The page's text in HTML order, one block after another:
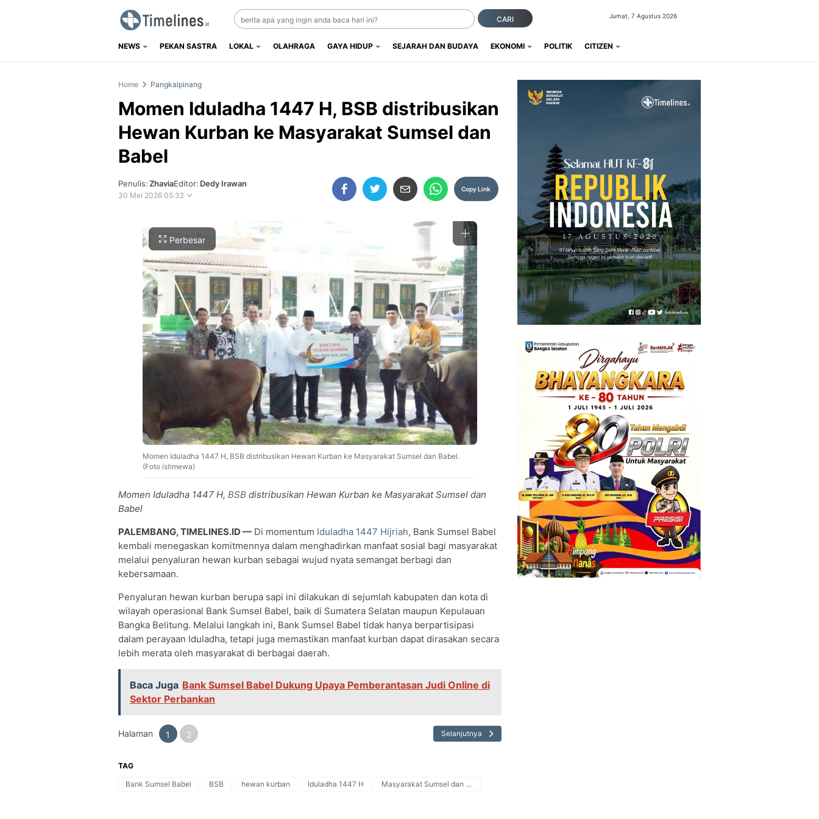
Timelines.id
Media Literasi, Sejarah & Budaya
CARI Jumat, 7 Agustus 2026
NEWS PEKAN SASTRA LOKAL OLAHRAGA GAYA HIDUP SEJARAH DAN BUDAYA EKONOMI POLITIK CITIZEN
Home Pangkalpinang
Momen Iduladha 1447 H, BSB distribusikan
Hewan Kurban ke Masyarakat Sumsel dan
Babel
Penulis:ZhaviaEditor: Dedy Irawan
30 Mei 2026 05:32
Copy Link
Perbesar
Momen Iduladha 1447 H, BSB distribusikan Hewan Kurban ke Masyarakat Sumsel dan Babel.
(Foto istimewa)
Momen Iduladha 1447 H, BSB distribusikan Hewan Kurban ke Masyarakat Sumsel dan
Babel
PALEMBANG, TIMELINES.ID — Di momentum Iduladha 1447 Hijriah, Bank Sumsel Babel
kembali menegaskan komitmennya dalam menghadirkan manfaat sosial bagi masyarakat
melalui penyaluran hewan kurban sebagai wujud nyata semangat berbagi dan
kebersamaan.
Penyaluran hewan kurban berupa sapi ini dilakukan di sejumlah kabupaten dan kota di
wilayah operasional Bank Sumsel Babel, baik di Sumatera Selatan maupun Kepulauan
Bangka Belitung. Melalui langkah ini, Bank Sumsel Babel tidak hanya berpartisipasi
dalam perayaan Iduladha, tetapi juga memastikan manfaat kurban dapat dirasakan secara
lebih merata oleh masyarakat di berbagai daerah.
Baca Juga Bank Sumsel Babel Dukung Upaya Pemberantasan Judi Online di
Sektor Perbankan
Halaman 1 2 Selanjutnya
TAG
Bank Sumsel Babel
BSB hewan kurban Iduladha 1447 H Masyarakat Sumsel dan Babel